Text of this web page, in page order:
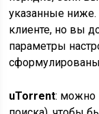
указанные
клиенте, но вы
параметры
uTorrent: можно